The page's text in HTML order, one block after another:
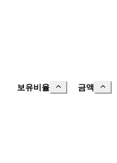
보유비율 금액